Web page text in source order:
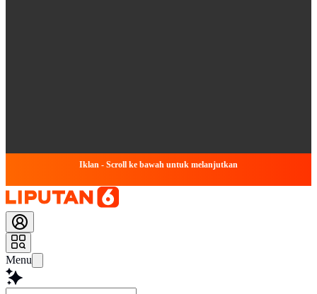
Iklan - Scroll ke bawah untuk melanjutkan
Menu